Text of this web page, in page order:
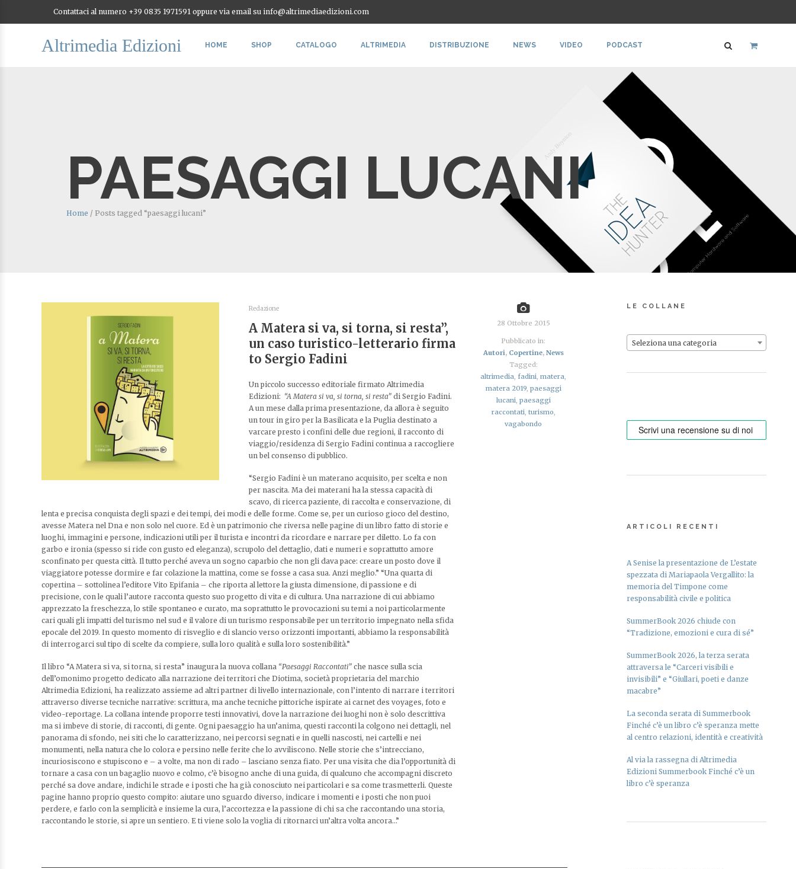
Contattaci al numero +39 0835 1971591 oppure via email su info@altrimediaedizioni.com
Altrimedia Edizioni HOME SHOP CATALOGO ALTRIMEDIA DISTRIBUZIONE NEWS VIDEO PODCAST
PAESAGGI LUCANI
Home / Posts tagged “paesaggi lucani”
Redazione
A Matera si va, si torna, si resta”,
un caso turistico-letterario firma
to Sergio Fadini
Un piccolo successo editoriale firmato Altrimedia
Edizioni: “A Matera si va, si torna, si resta” di Sergio Fadini.
A un mese dalla prima presentazione, da allora è seguito
un tour in giro per la Basilicata e la Puglia destinato a
varcare presto i confini delle due regioni, il racconto di
viaggio/residenza di Sergio Fadini continua a raccogliere
un bel consenso di pubblico.
“Sergio Fadini è un materano acquisito, per scelta e non
per nascita. Ma dei materani ha la stessa capacità di
scavo, di ricerca paziente, di raccolta e conservazione, di
lenta e precisa conquista degli spazi e dei tempi, dei modi e delle forme. Come se, per un curioso gioco del destino,
avesse Matera nel Dna e non solo nel cuore. Ed è un patrimonio che riversa nelle pagine di un libro fatto di storie e
luoghi, immagini e persone, indicazioni utili per il turista e incontri da ricordare e narrare per diletto. Lo fa con
garbo e ironia (spesso si ride con gusto ed eleganza), scrupolo del dettaglio, dati e numeri e soprattutto amore
sconfinato per questa città. Il tutto perché aveva un sogno caparbio che non gli dava pace: creare un posto dove il
viaggiatore potesse dormire e far colazione la mattina, come se fosse a casa sua. Anzi meglio.” “Una quarta di
copertina – sottolinea l’editore Vito Epifania – che riporta al lettore la giusta dimensione, di passione e di
precisione, con le quali l’autore racconta questo suo progetto di vita e di cultura. Una narrazione di cui abbiamo
apprezzato la freschezza, lo stile spontaneo e curato, ma soprattutto le provocazioni su temi a noi particolarmente
cari quali gli impatti del turismo nel sud e il valore di un turismo responsabile per un territorio impegnato nella sfida
epocale del 2019. In questo momento di risveglio e di slancio verso orizzonti importanti, abbiamo la responsabilità
di interrogarci sul tipo di scelte da compiere, sulla loro qualità e sulla loro sostenibilità.”
Il libro “A Matera si va, si torna, si resta” inaugura la nuova collana “Paesaggi Raccontati” che nasce sulla scia
dell’omonimo progetto dedicato alla narrazione dei territori che Diotima, società proprietaria del marchio
Altrimedia Edizioni, ha realizzato assieme ad altri partner di livello internazionale, con l’intento di narrare i territori
attraverso diverse tecniche narrative: scrittura, ma anche tecniche pittoriche ispirate ai carnet des voyages, foto e
video-reportage. La collana intende proporre testi innovativi, dove la narrazione dei luoghi non è solo descrittiva
ma si imbeve di storie, di racconti, di gente. Ogni paesaggio ha un’anima, questi racconti la colgono nei dettagli, nel
panorama di sfondo, nei siti che lo caratterizzano, nei percorsi segnati e in quelli nascosti, nei cartelli e nei
monumenti, nella natura che lo colora e persino nelle ferite che lo avviliscono. Nelle storie che s’intrecciano,
incuriosiscono e stupiscono e – a volte, ma non di rado – lasciano senza fiato. Per una visita che dia l’opportunità di
tornare a casa con un bagaglio nuovo e colmo, c’è bisogno anche di una guida, di qualcuno che accompagni discreto
perché sa dove andare, indichi le strade e i posti che ha già conosciuto nei particolari e sa come trasmetterli. Queste
pagine hanno proprio questo compito: aiutare uno sguardo diverso, indicare i momenti e i posti che non puoi
perdere, e farlo con la semplicità e insieme la cura, l’accortezza e la passione di chi sa che raccontando una storia,
raccontando le storie, si apre un sentiero. E ti viene solo la voglia di ritornarci un’altra volta ancora…”
28 Ottobre 2015
Pubblicato in:
Autori, Copertine, News
Tagged:
altrimedia, fadini,matera,
matera 2019, paesaggi
lucani, paesaggi
raccontati, turismo,
vagabondo
LE COLLANE
Seleziona una categoria
ARTICOLI RECENTI
A Senise la presentazione de L’estate
spezzata di Mariapaola Vergallito: la
memoria del Timpone come
responsabilità civile e politica
SummerBook 2026 chiude con
“Tradizione, emozioni e cura di sé”
SummerBook 2026, la terza serata
attraversa le “Carceri visibili e
invisibili” e “Giullari, poeti e danze
macabre”
La seconda serata di Summerbook
Finché c’è un libro c’è speranza mette
al centro relazioni, identità e creatività
Al via la rassegna di Altrimedia
Edizioni Summerbook Finché c’è un
libro c’è speranza